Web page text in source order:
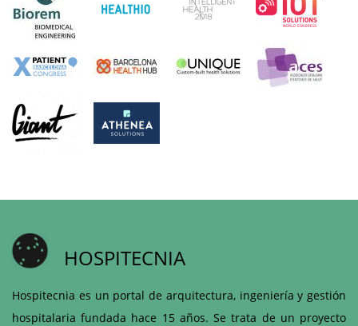
HOSPITECNIA
Hospitecnia es un portal de arquitectura, ingeniería y gestión
hospitalaria fundada hace 15 años. Se trata de un proyecto